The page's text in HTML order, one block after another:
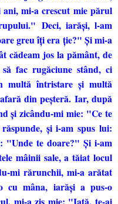
mi-a crescut mie părul
Deci, iarăşi, l-am
greu îţi era ţie?" Şi mi-a
cădeam jos la pământ, de
fac rugăciune stând, ci
multă întristare şi multă
din peşteră. Iar, după
şi zicându-mi mie: "Ce te
şi i-am spus lui:
"Unde te doare?" Şi i-am
mâinii sale, a tăiat locul
mi rărunchii, mi-a arătat
cu mâna, iarăşi a pus-o
mi-a zis mie: "Iată, te-ai